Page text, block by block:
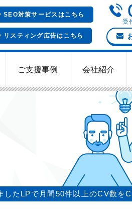
SEO対策サービスはこちら
リスティング広告はこちら
受
ご支援事例 会社紹介
したLPで月間50件以上のCV数を